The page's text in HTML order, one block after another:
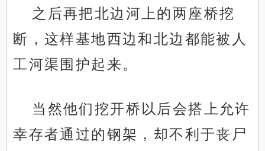
之后再把北边河上的两座桥挖
断，这样基地西边和北边都能被人
工河渠围护起来。
当然他们挖开桥以后会搭上允许
幸存者通过的钢架，却不利于丧尸